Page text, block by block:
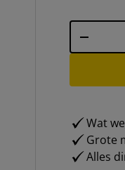
Aantal
-
Wat
Grote
Alles